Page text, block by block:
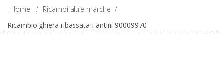
Home / Ricambi altre marche /
Ricambio ghiera ribassata Fantini 90009970